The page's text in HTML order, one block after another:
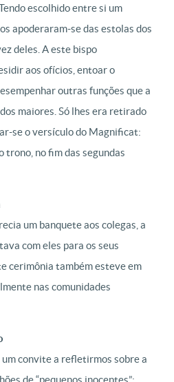
escolhido entre si um
apoderaram-se das estolas dos
deles. A este bispo
aos ofícios, entoar o
outras funções que a
maiores. Só lhes era retirado
se o versículo do Magnificat:
trono, no fim das segundas
um banquete aos colegas, a
com eles para os seus
cerimônia também esteve em
nas comunidades
convite a refletirmos sobre a
de “pequenos inocentes”: